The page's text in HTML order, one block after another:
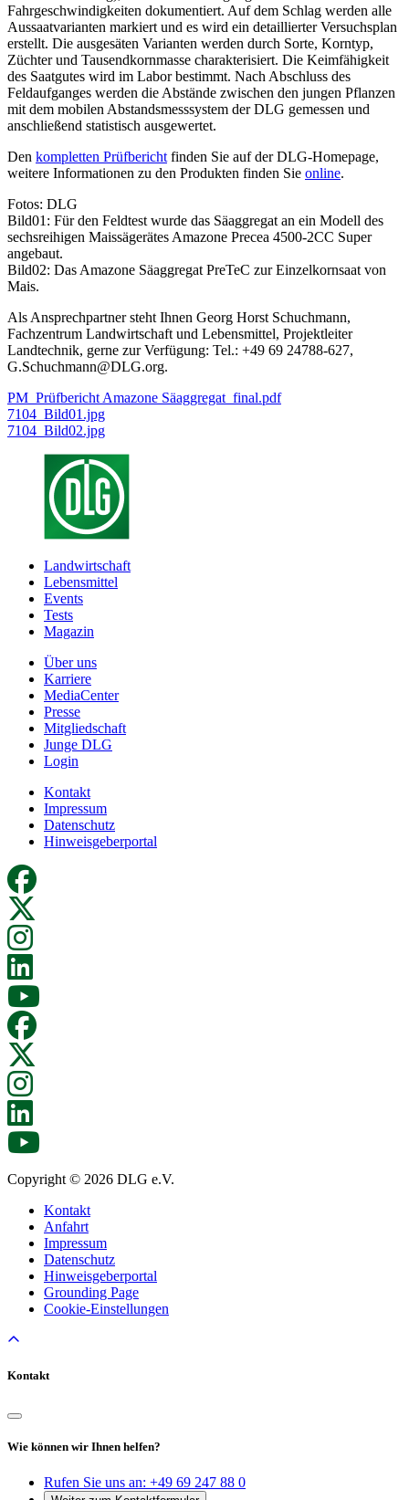
Fahrgeschwindigkeiten dokumentiert. Auf dem Schlag werden alle
Aussaatvarianten markiert und es wird ein detaillierter Versuchsplan
erstellt. Die ausgesäten Varianten werden durch Sorte, Korntyp,
Züchter und Tausendkornmasse charakterisiert. Die Keimfähigkeit
des Saatgutes wird im Labor bestimmt. Nach Abschluss des
Feldaufganges werden die Abstände zwischen den jungen Pflanzen
mit dem mobilen Abstandsmesssystem der DLG gemessen und
anschließend statistisch ausgewertet.
Den kompletten Prüfbericht finden Sie auf der DLG-Homepage,
weitere Informationen zu den Produkten finden Sie online.
Fotos: DLG
Bild01: Für den Feldtest wurde das Säaggregat an ein Modell des
sechsreihigen Maissägerätes Amazone Precea 4500-2CC Super
angebaut.
Bild02: Das Amazone Säaggregat PreTeC zur Einzelkornsaat von
Mais.
Als Ansprechpartner steht Ihnen Georg Horst Schuchmann,
Fachzentrum Landwirtschaft und Lebensmittel, Projektleiter
Landtechnik, gerne zur Verfügung: Tel.: +49 69 24788-627,
G.Schuchmann@DLG.org.
PM_Prüfbericht Amazone Säaggregat_final.pdf
7104_Bild01.jpg
7104_Bild02.jpg
Landwirtschaft
Lebensmittel
Events
Tests
Magazin
Über uns
Karriere
MediaCenter
Presse
Mitgliedschaft
Junge DLG
Login
Kontakt
Impressum
Datenschutz
Hinweisgeberportal
Copyright © 2026 DLG e.V.
Kontakt
Anfahrt
Impressum
Datenschutz
Hinweisgeberportal
Grounding Page
Cookie-Einstellungen
Kontakt
Wie können wir Ihnen helfen?
Rufen Sie uns an: +49 69 247 88 0